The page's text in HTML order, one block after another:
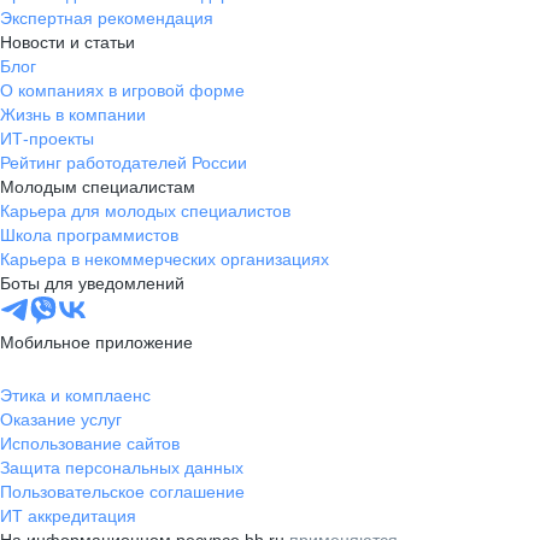
Экспертная рекомендация
Новости и статьи
Блог
О компаниях в игровой форме
Жизнь в компании
ИТ-проекты
Рейтинг работодателей России
Молодым специалистам
Карьера для молодых специалистов
Школа программистов
Карьера в некоммерческих организациях
Боты для уведомлений
Мобильное приложение
Этика и комплаенс
Оказание услуг
Использование сайтов
Защита персональных данных
Пользовательское соглашение
ИТ аккредитация